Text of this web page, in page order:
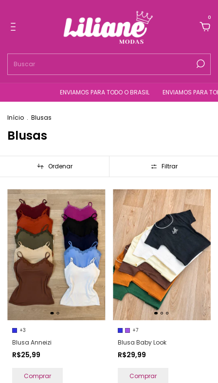
0
ENVIAMOS PARA TODO O BRASIL ENVIAMOS PARA TODO O BRASIL
Início . Blusas
Blusas
Ordenar Filtrar
+3
Blusa Anneizi
R$25,99
Comprar
+7
Blusa Baby Look
R$29,99
Comprar